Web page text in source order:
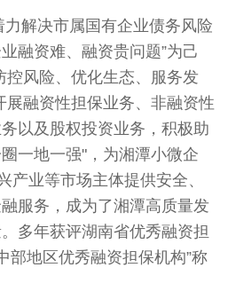
力解决市属国有企业债务风险
融资难、融资贵问题”为己
控风险、优化生态、服务发
展融资性担保业务、非融资性
以及股权投资业务，积极助
圈一地一强"，为湘潭小微企
产业等市场主体提供安全、
服务，成为了湘潭高质量发
多年获评湖南省优秀融资担
部地区优秀融资担保机构”称